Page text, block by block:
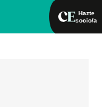
Hazte
socio/a